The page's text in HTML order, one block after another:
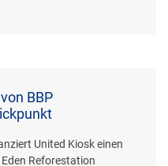
BBP
United Kiosk einen
Reforestation